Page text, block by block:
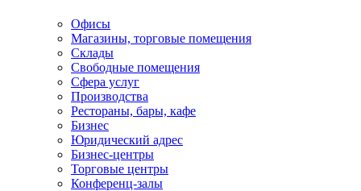
Офисы
Магазины, торговые помещения
Склады
Свободные помещения
Сфера услуг
Производства
Рестораны, бары, кафе
Бизнес
Юридический адрес
Бизнес-центры
Торговые центры
Конференц-залы